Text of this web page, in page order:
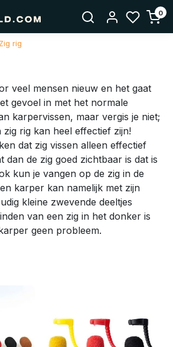
0
Zig rig
veel mensen nieuw en het gaat
gevoel in met het normale
karpervissen, maar vergis je niet;
zig rig kan heel effectief zijn!
dat zig vissen alleen effectief
dan de zig goed zichtbaar is dat is
kun je vangen op de zig in de
karper kan namelijk met zijn
kleine zwevende deeltjes
van een zig in het donker is
geen probleem.